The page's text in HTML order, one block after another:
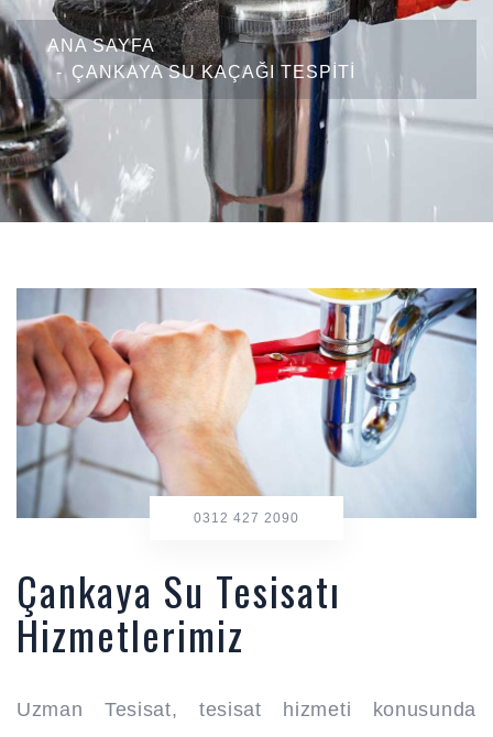
ANA SAYFA
ÇANKAYA SU KAÇAĞI TESPITI
0312 427 2090
Çankaya Su Tesisatı
Hizmetlerimiz
Uzman Tesisat, tesisat hizmeti konusunda